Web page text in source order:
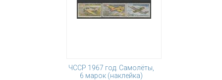
ЧССР 1967 год. Самолёты,
6 марок (наклейка)